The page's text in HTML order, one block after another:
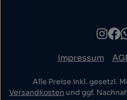
Impressum
Alle Preise inkl. gesetzl.
Versandkosten und ggf.